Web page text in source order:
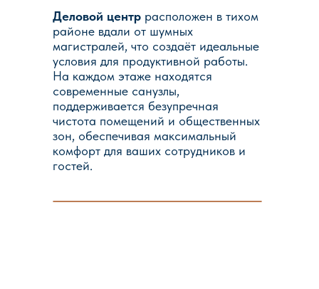
Деловой центр расположен в тихом
районе вдали от шумных
магистралей, что создаёт идеальные
условия для продуктивной работы.
На каждом этаже находятся
современные санузлы,
поддерживается безупречная
чистота помещений и общественных
зон, обеспечивая максимальный
комфорт для ваших сотрудников и
гостей.